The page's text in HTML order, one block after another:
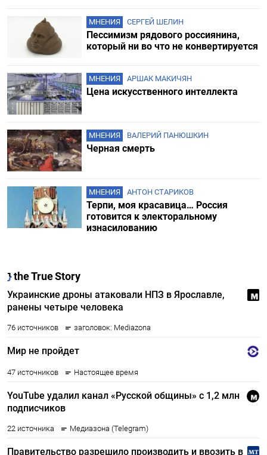
МНЕНИЯ СЕРГЕЙ ШЕЛИН
Пессимизм рядового россиянина,
который ни во что не конвертируется
МНЕНИЯ АРШАК МАКИЧЯН
Цена искусственного интеллекта
МНЕНИЯ ВАЛЕРИЙ ПАНЮШКИН
Черная смерть
МНЕНИЯ АНТОН СТАРИКОВ
Терпи, моя красавица… Россия
готовится к электоральному
изнасилованию